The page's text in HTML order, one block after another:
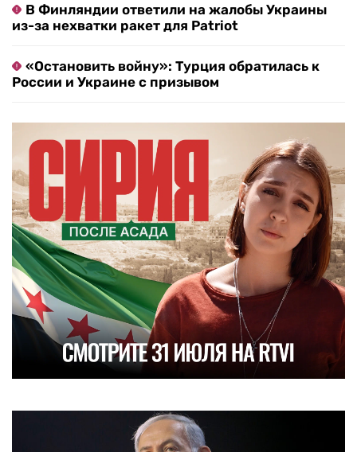
В Финляндии ответили на жалобы Украины
из-за нехватки ракет для Patriot
«Остановить войну»: Турция обратилась к
России и Украине с призывом